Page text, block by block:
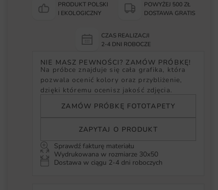
PRODUKT POLSKI
I EKOLOGICZNY
POWYŻEJ 500 ZŁ
DOSTAWA GRATIS
CZAS REALIZACJI
2-4 DNI ROBOCZE
NIE MASZ PEWNOŚCI? ZAMÓW PRÓBKĘ!
Na próbce znajduje się cała grafika, która
pozwala ocenić kolory oraz przybliżenie,
dzięki któremu ocenisz jakość zdjęcia.
ZAMÓW PRÓBKĘ FOTOTAPETY
ZAPYTAJ O PRODUKT
Sprawdź fakturę materiału
Wydrukowana w rozmiarze 30x50
Dostawa w ciągu 2-4 dni roboczych